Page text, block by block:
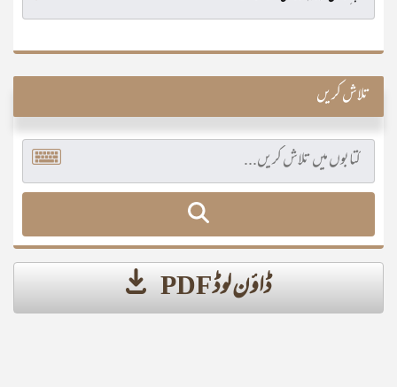
تلاش کریں
ڈاؤن لوڈ PDF